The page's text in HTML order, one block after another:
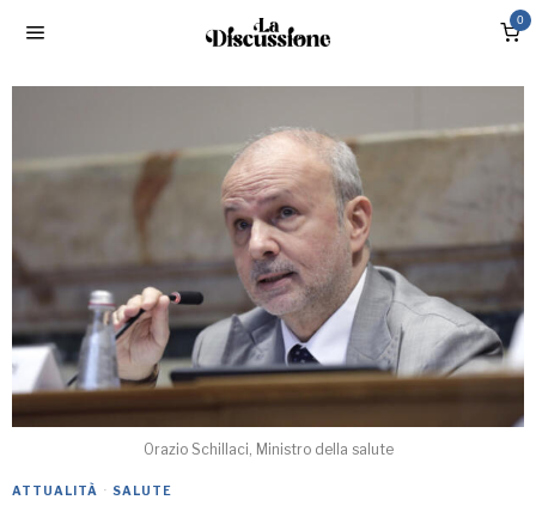
0
Orazio Schillaci, Ministro della salute
ATTUALITÀ · SALUTE